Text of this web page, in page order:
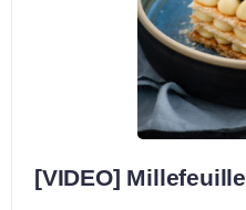
[VIDEO] Millefeuille